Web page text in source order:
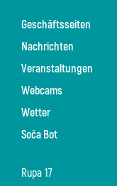
Rupa 17
Geschäftsseiten
Nachrichten
Veranstaltungen
Webcams
Wetter
Soča Bot